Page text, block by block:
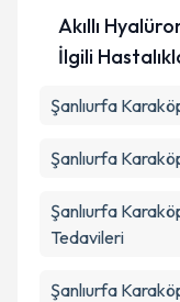
Akıllı
İlgili
Şanlıurfa
Şanlıurfa
Şanlıurfa
Tedavileri
Şanlıurfa